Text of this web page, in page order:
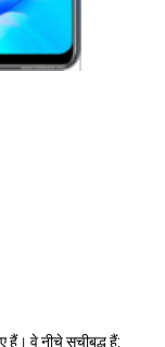
हैं। वे नीचे सूचीबद्ध हैं: